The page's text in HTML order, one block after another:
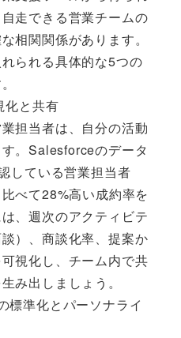
走できる営業チームの
相関関係があります。
られる具体的な5つの
化と共有
担当者は、自分の活動
。Salesforceのデータ
している営業担当者
べて28%高い成約率を
、週次のアクティビテ
）、商談化率、提案か
視化し、チーム内で共
み出しましょう。
標準化とパーソナライ